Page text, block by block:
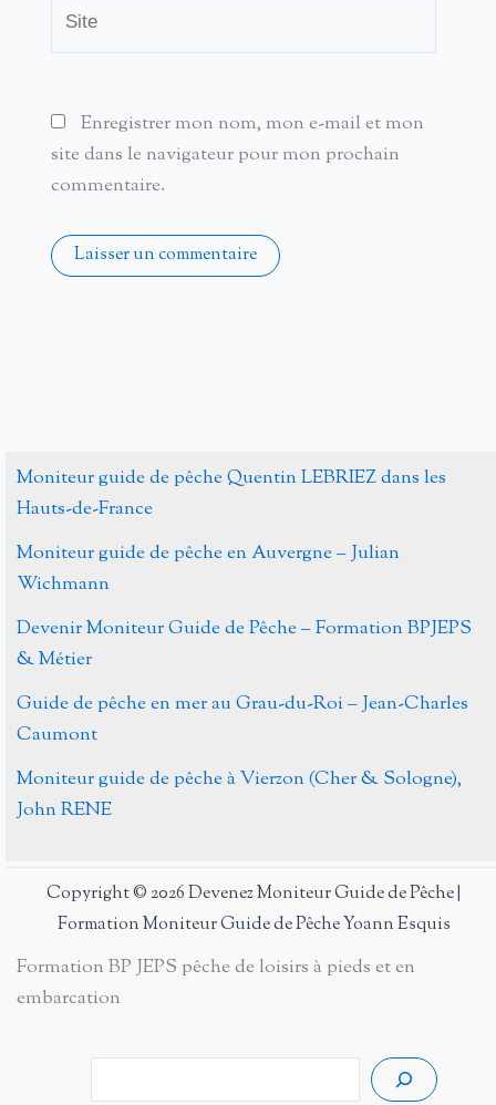
Enregistrer mon nom, mon e-mail et mon
site dans le navigateur pour mon prochain
commentaire.
Moniteur guide de pêche Quentin LEBRIEZ dans les
Hauts-de-France
Moniteur guide de pêche en Auvergne – Julian
Wichmann
Devenir Moniteur Guide de Pêche – Formation BPJEPS
& Métier
Guide de pêche en mer au Grau-du-Roi – Jean-Charles
Caumont
Moniteur guide de pêche à Vierzon (Cher & Sologne),
John RENE
Copyright © 2026 Devenez Moniteur Guide de Pêche |
Formation Moniteur Guide de Pêche Yoann Esquis
Formation BP JEPS pêche de loisirs à pieds et en
embarcation